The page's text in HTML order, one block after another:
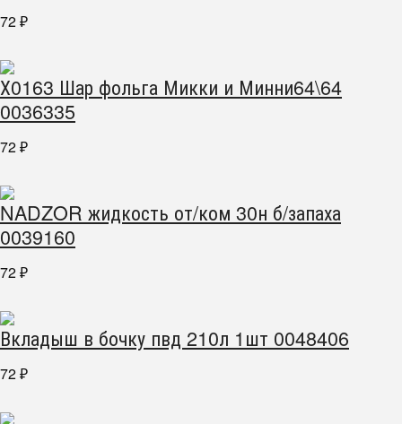
72 ₽
Х0163 Шар фольга Микки и Минни64\64
0036335
72 ₽
NADZOR жидкость от/ком 30н б/запаха
0039160
72 ₽
Вкладыш в бочку пвд 210л 1шт 0048406
72 ₽